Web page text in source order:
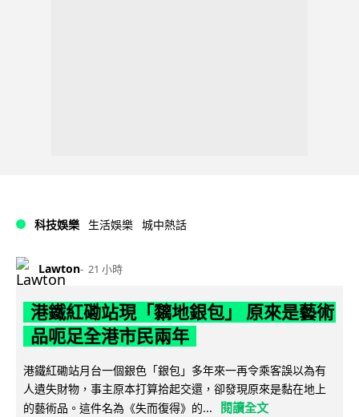
科技娛樂 生活娛樂 城中熱話
Lawton 21 小時
港鐵紅磡站現「黐地銀包」 原來是藝術
品呃足全港市民兩年
港鐵紅磡站月台一個銀色「銀包」多年來一再令乘客誤以為有
人遺失財物，事主原本打算拾起交還，卻發現原來是黏在地上
的藝術品。這件名為《失而復得》的...
閱讀全文